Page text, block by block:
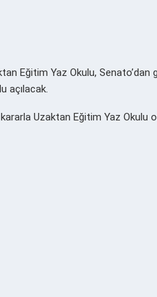
Eğitim Yaz Okulu, Senato’dan
açılacak.
Uzaktan Eğitim Yaz Okulu